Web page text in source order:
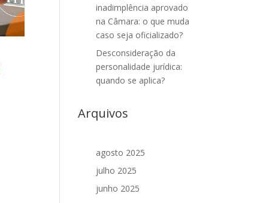
inadimplência aprovado
na Câmara: o que muda
caso seja oficializado?
Desconsideração da
personalidade jurídica:
quando se aplica?
Arquivos
agosto 2025
julho 2025
junho 2025